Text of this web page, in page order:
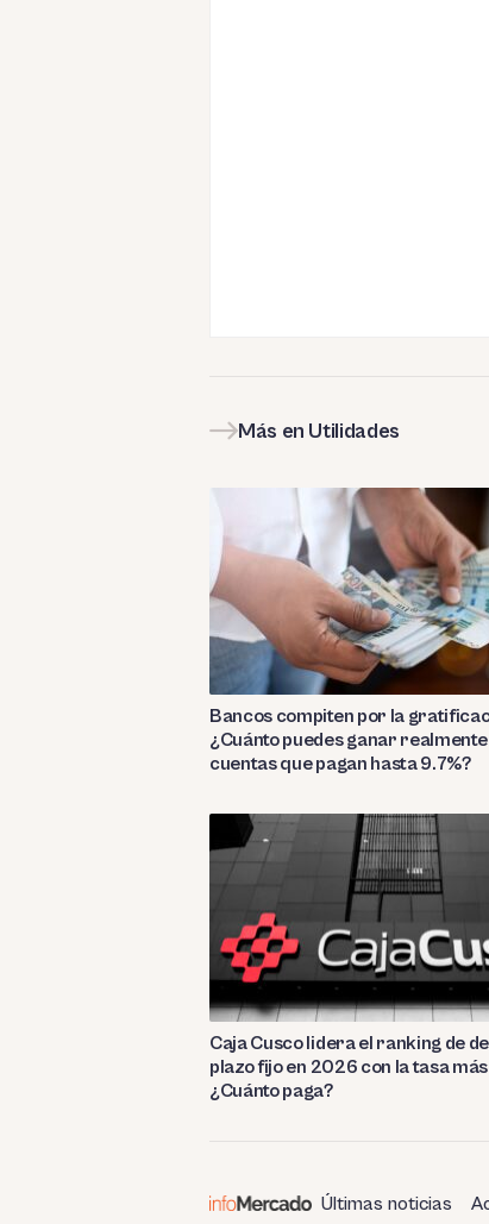
Más en Utilidades
Bancos compiten por la
¿Cuánto puedes ganar
cuentas que pagan hasta 9.7%?
Caja Cusco lidera el ranking de
plazo fijo en 2026 con la tasa
¿Cuánto paga?
Últimas noticias